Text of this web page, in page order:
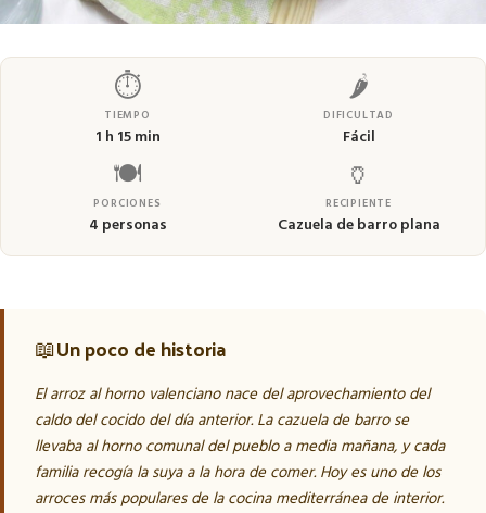
⏱
TIEMPO
1 h 15 min
🌶
DIFICULTAD
Fácil
🍽
PORCIONES
4 personas
🏺
RECIPIENTE
Cazuela de barro plana
📖Un poco de historia
El arroz al horno valenciano nace del aprovechamiento del
caldo del cocido del día anterior. La cazuela de barro se
llevaba al horno comunal del pueblo a media mañana, y cada
familia recogía la suya a la hora de comer. Hoy es uno de los
arroces más populares de la cocina mediterránea de interior.